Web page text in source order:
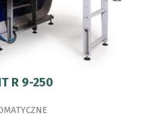
R 9-250